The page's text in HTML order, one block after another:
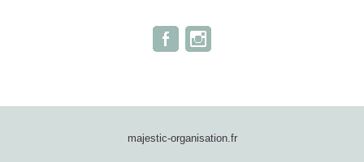
majestic-organisation.fr